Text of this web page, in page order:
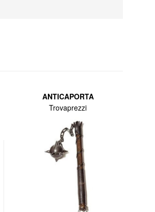
ANTICAPORTA
Trovaprezzi